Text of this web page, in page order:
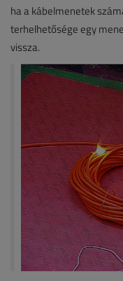
ha a kábelmenetek
terhelhetősége egy
vissza.